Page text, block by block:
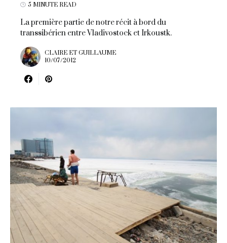
5 MINUTE READ
La première partie de notre récit à bord du
transsibérien entre Vladivostock et Irkoustk.
CLAIRE ET GUILLAUME
10/07/2012